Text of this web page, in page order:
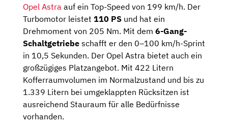
Opel Astra auf ein Top-Speed von 199 km/h. Der
Turbomotor leistet 110 PS und hat ein
Drehmoment von 205 Nm. Mit dem 6-Gang-
Schaltgetriebe schafft er den 0–100 km/h-Sprint
in 10,5 Sekunden. Der Opel Astra bietet auch ein
großzügiges Platzangebot. Mit 422 Litern
Kofferraumvolumen im Normalzustand und bis zu
1.339 Litern bei umgeklappten Rücksitzen ist
ausreichend Stauraum für alle Bedürfnisse
vorhanden.